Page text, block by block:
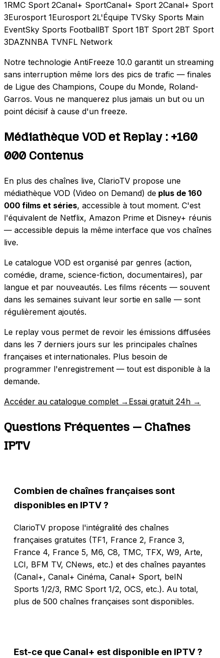
1RMC Sport 2Canal+ SportCanal+ Sport 2Canal+ Sport
3Eurosport 1Eurosport 2L'Équipe TVSky Sports Main
EventSky Sports FootballBT Sport 1BT Sport 2BT Sport
3DAZNNBA TVNFL Network
Notre technologie AntiFreeze 10.0 garantit un streaming
sans interruption même lors des pics de trafic — finales
de Ligue des Champions, Coupe du Monde, Roland-
Garros. Vous ne manquerez plus jamais un but ou un
point décisif à cause d'un freeze.
Médiathèque VOD et Replay : +160
000 Contenus
En plus des chaînes live, ClarioTV propose une
médiathèque VOD (Video on Demand) de plus de 160
000 films et séries, accessible à tout moment. C'est
l'équivalent de Netflix, Amazon Prime et Disney+ réunis
— accessible depuis la même interface que vos chaînes
live.
Le catalogue VOD est organisé par genres (action,
comédie, drame, science-fiction, documentaires), par
langue et par nouveautés. Les films récents — souvent
dans les semaines suivant leur sortie en salle — sont
régulièrement ajoutés.
Le replay vous permet de revoir les émissions diffusées
dans les 7 derniers jours sur les principales chaînes
françaises et internationales. Plus besoin de
programmer l'enregistrement — tout est disponible à la
demande.
Accéder au catalogue complet → Essai gratuit 24h →
Questions Fréquentes — Chaînes
IPTV
Combien de chaînes françaises sont
disponibles en IPTV ?
ClarioTV propose l'intégralité des chaînes
françaises gratuites (TF1, France 2, France 3,
France 4, France 5, M6, C8, TMC, TFX, W9, Arte,
LCI, BFM TV, CNews, etc.) et des chaînes payantes
(Canal+, Canal+ Cinéma, Canal+ Sport, beIN
Sports 1/2/3, RMC Sport 1/2, OCS, etc.). Au total,
plus de 500 chaînes françaises sont disponibles.
Est-ce que Canal+ est disponible en IPTV ?